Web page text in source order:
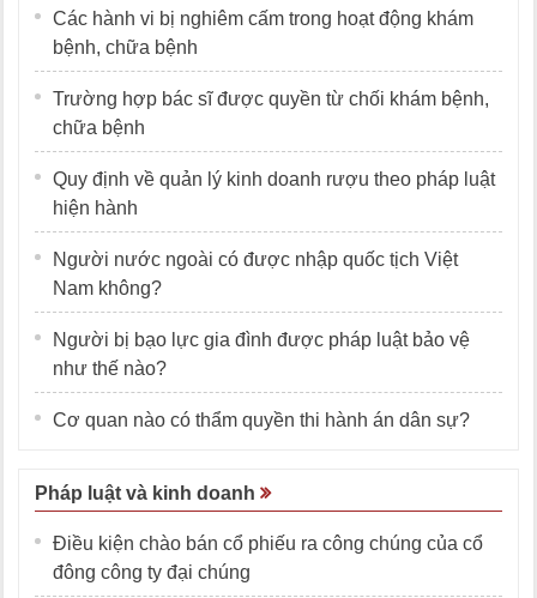
Các hành vi bị nghiêm cấm trong hoạt động khám
bệnh, chữa bệnh
Trường hợp bác sĩ được quyền từ chối khám bệnh,
chữa bệnh
Quy định về quản lý kinh doanh rượu theo pháp luật
hiện hành
Người nước ngoài có được nhập quốc tịch Việt
Nam không?
Người bị bạo lực gia đình được pháp luật bảo vệ
như thế nào?
Cơ quan nào có thẩm quyền thi hành án dân sự?
Pháp luật và kinh doanh
Điều kiện chào bán cổ phiếu ra công chúng của cổ
đông công ty đại chúng